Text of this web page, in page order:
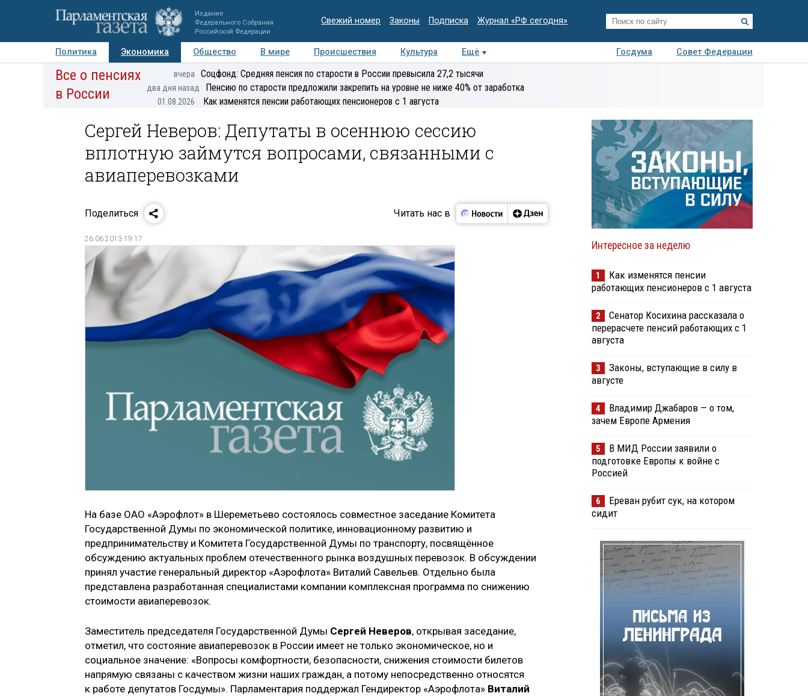
Издание
Федерального Собрания
Российской Федерации
Свежий номер Законы Подписка Журнал «РФ сегодня»
Политика Экономика Общество В мире Происшествия Культура Ещё Госдума
Совет Федерации
Авторы Персоны Мнения Регионы Медиацентр Интервью Колумнисты
экспертиза
Все о пенсиях
в России
вчера Соцфонд: Средняя пенсия по старости в России превысила 27,2 тысячи
два дня назад Пенсию по старости предложили закрепить на уровне не ниже 40% от заработка
01.08.2026 Как изменятся пенсии работающих пенсионеров с 1 августа
Сергей Неверов: Депутаты в осеннюю сессию
вплотную займутся вопросами, связанными с
авиаперевозками
Поделиться Читать нас в
26.06.2013 19:17
На базе ОАО «Аэрофлот» в Шереметьево состоялось совместное заседание Комитета
Государственной Думы по экономической политике, инновационному развитию и
предпринимательству и Комитета Государственной Думы по транспорту, посвящённое
обсуждению актуальных проблем отечественного рынка воздушных перевозок. В обсуждении
принял участие генеральный директор «Аэрофлота» Виталий Савельев. Отдельно была
представлена разработанная специалистами компании комплексная программа по снижению
стоимости авиаперевозок.
Заместитель председателя Государственной Думы Сергей Неверов, открывая заседание,
отметил, что состояние авиаперевозок в России имеет не только экономическое, но и
социальное значение: «Вопросы комфортности, безопасности, снижения стоимости билетов
напрямую связаны с качеством жизни наших граждан, а потому непосредственно относятся
к работе депутатов Госдумы». Парламентария поддержал Гендиректор «Аэрофлота» Виталий
Интересное за неделю
1
Как изменятся пенсии
работающих пенсионеров с 1 августа
2
Сенатор Косихина рассказала о
перерасчете пенсий работающих с 1
августа
3
Законы, вступающие в силу в
августе
4
Владимир Джабаров — о том,
зачем Европе Армения
5
В МИД России заявили о
подготовке Европы к войне с
Россией
6
Ереван рубит сук, на котором
сидит